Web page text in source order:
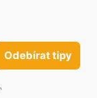
Odebírat tipy